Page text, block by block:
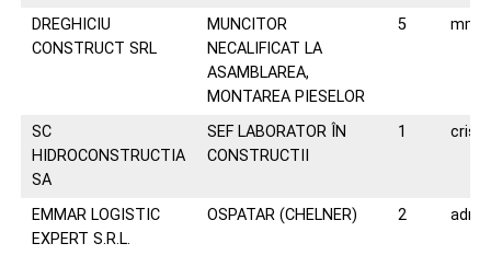
DREGHICIU
CONSTRUCT SRL
MUNCITOR
NECALIFICAT LA
ASAMBLAREA,
MONTAREA PIESELOR
5
SC
HIDROCONSTRUCTIA
SA
SEF LABORATOR ÎN
CONSTRUCTII
1
EMMAR LOGISTIC
EXPERT S.R.L.
OSPATAR (CHELNER) 2